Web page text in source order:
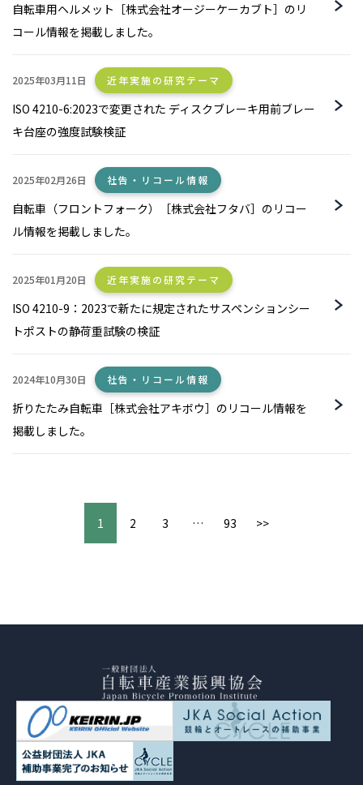
自転車用ヘルメット［株式会社オージーケーカブト］のリ
コール情報を掲載しました。
2025年03月11日 近年実施の研究テーマ
ISO 4210-6:2023で変更された ディスクブレーキ用前ブレー
キ台座の強度試験検証
2025年02月26日 社告・リコール情報
自転車（フロントフォーク）［株式会社フタバ］のリコー
ル情報を掲載しました。
2025年01月20日 近年実施の研究テーマ
ISO 4210-9：2023で新たに規定されたサスペンションシー
トポストの静荷重試験の検証
2024年10月30日 社告・リコール情報
折りたたみ自転車［株式会社アキボウ］のリコール情報を
掲載しました。
1 2 3 … 93 >>